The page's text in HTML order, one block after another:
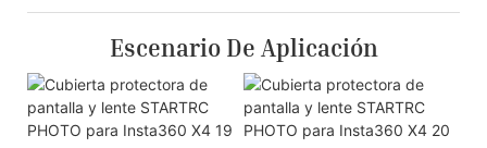
Escenario De Aplicación